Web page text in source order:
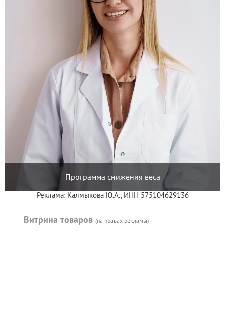
Программа снижения веса
Реклама: Калмыкова Ю.А., ИНН 575104629136
Витрина товаров (на правах рекламы)